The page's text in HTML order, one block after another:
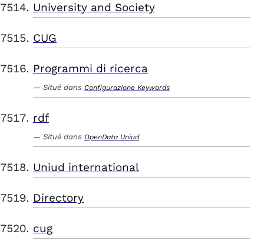
University and Society
CUG
Programmi di ricerca
Situé dans Configurazione Keywords
rdf
Situé dans OpenData Uniud
Uniud international
Directory
cug